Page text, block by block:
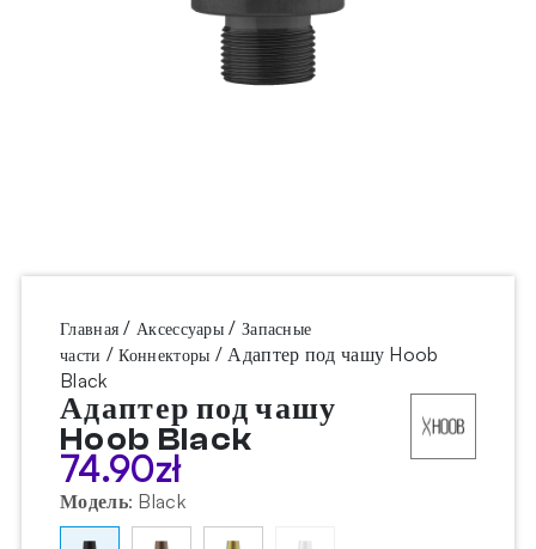
Главная /Аксессуары / Запасные
части /Коннекторы / Адаптер под чашу Hoob
Black
Адаптер под чашу
Hoob Black
74.90zł
Модель: Black